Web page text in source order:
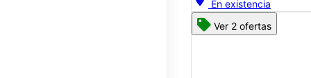
En existencia
Ver 2 ofertas